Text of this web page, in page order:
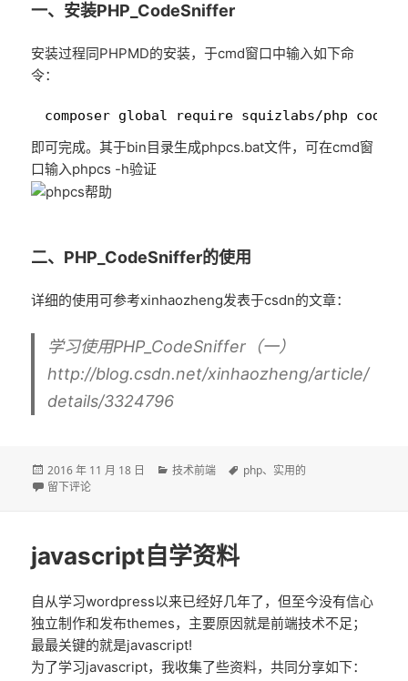
一、安装PHP_CodeSniffer
安装过程同PHPMD的安装，于cmd窗口中输入如下命
令：
1
composer global require squizlabs/
即可完成。其于bin目录生成phpcs.bat文件，可在cmd窗
口输入phpcs -h验证
二、PHP_CodeSniffer的使用
详细的使用可参考xinhaozheng发表于csdn的文章：
学习使用PHP_CodeSniffer（一）
http://blog.csdn.net/xinhaozheng/article/
details/3324796
发
布
2016 年 11 月 18 日
分
技术前端
标
php、 实用的
于关于composer、phpmd和phpcs于windows中的安装与使用方法
留下评论
javascript自学资料
自从学习wordpress以来已经好几年了，但至今没有信心
独立制作和发布themes，主要原因就是前端技术不足；
最最关键的就是javascript!
为了学习javascript，我收集了些资料，共同分享如下：